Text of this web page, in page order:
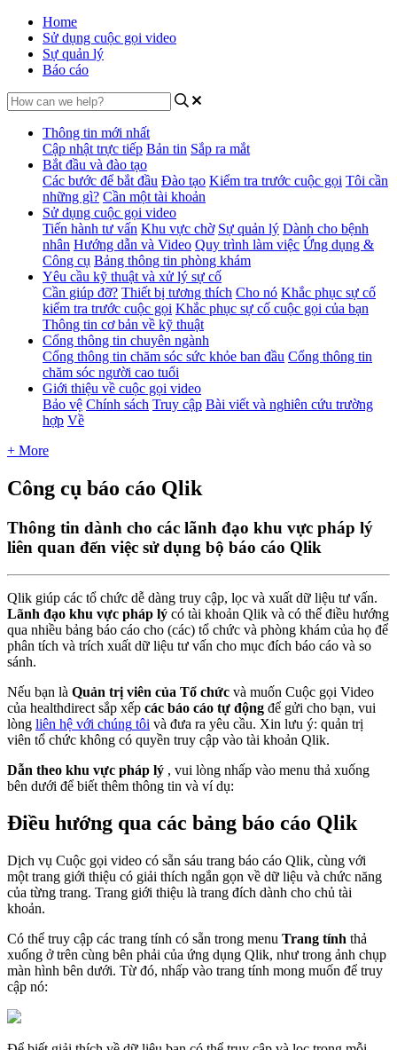
Home
Sử dụng cuộc gọi video
Sự quản lý
Báo cáo
Thông tin mới nhất
Cập nhật trực tiếp Bản tin Sắp ra mắt
Bắt đầu và đào tạo
Các bước để bắt đầu Đào tạo Kiểm tra trước cuộc gọi Tôi cần
những gì? Cần một tài khoản
Sử dụng cuộc gọi video
Tiến hành tư vấn Khu vực chờ Sự quản lý Dành cho bệnh
nhân Hướng dẫn và Video Quy trình làm việc Ứng dụng &
Công cụ Bảng thông tin phòng khám
Yêu cầu kỹ thuật và xử lý sự cố
Cần giúp đỡ? Thiết bị tương thích Cho nó Khắc phục sự cố
kiểm tra trước cuộc gọi Khắc phục sự cố cuộc gọi của bạn
Thông tin cơ bản về kỹ thuật
Cổng thông tin chuyên ngành
Cổng thông tin chăm sóc sức khỏe ban đầu Cổng thông tin
chăm sóc người cao tuổi
Giới thiệu về cuộc gọi video
Bảo vệ Chính sách Truy cập Bài viết và nghiên cứu trường
hợp Về
+ More
Công cụ báo cáo Qlik
Thông tin dành cho các lãnh đạo khu vực pháp lý
liên quan đến việc sử dụng bộ báo cáo Qlik
Qlik giúp các tổ chức dễ dàng truy cập, lọc và xuất dữ liệu tư vấn.
Lãnh đạo khu vực pháp lý có tài khoản Qlik và có thể điều hướng
qua nhiều bảng báo cáo cho (các) tổ chức và phòng khám của họ để
phân tích và trích xuất dữ liệu tư vấn cho mục đích báo cáo và so
sánh.
Nếu bạn là Quản trị viên của Tổ chức và muốn Cuộc gọi Video
của healthdirect sắp xếp các báo cáo tự động để gửi cho bạn, vui
lòng liên hệ với chúng tôi và đưa ra yêu cầu. Xin lưu ý: quản trị
viên tổ chức không có quyền truy cập vào tài khoản Qlik.
Dẫn theo khu vực pháp lý , vui lòng nhấp vào menu thả xuống
bên dưới để biết thêm thông tin và ví dụ:
Điều hướng qua các bảng báo cáo Qlik
Dịch vụ Cuộc gọi video có sẵn sáu trang báo cáo Qlik, cùng với
một trang giới thiệu có giải thích ngắn gọn về dữ liệu và chức năng
của từng trang. Trang giới thiệu là trang đích dành cho chủ tài
khoản.
Có thể truy cập các trang tính có sẵn trong menu Trang tính thả
xuống ở trên cùng bên phải của ứng dụng Qlik, như trong ảnh chụp
màn hình bên dưới. Từ đó, nhấp vào trang tính mong muốn để truy
cập nó: